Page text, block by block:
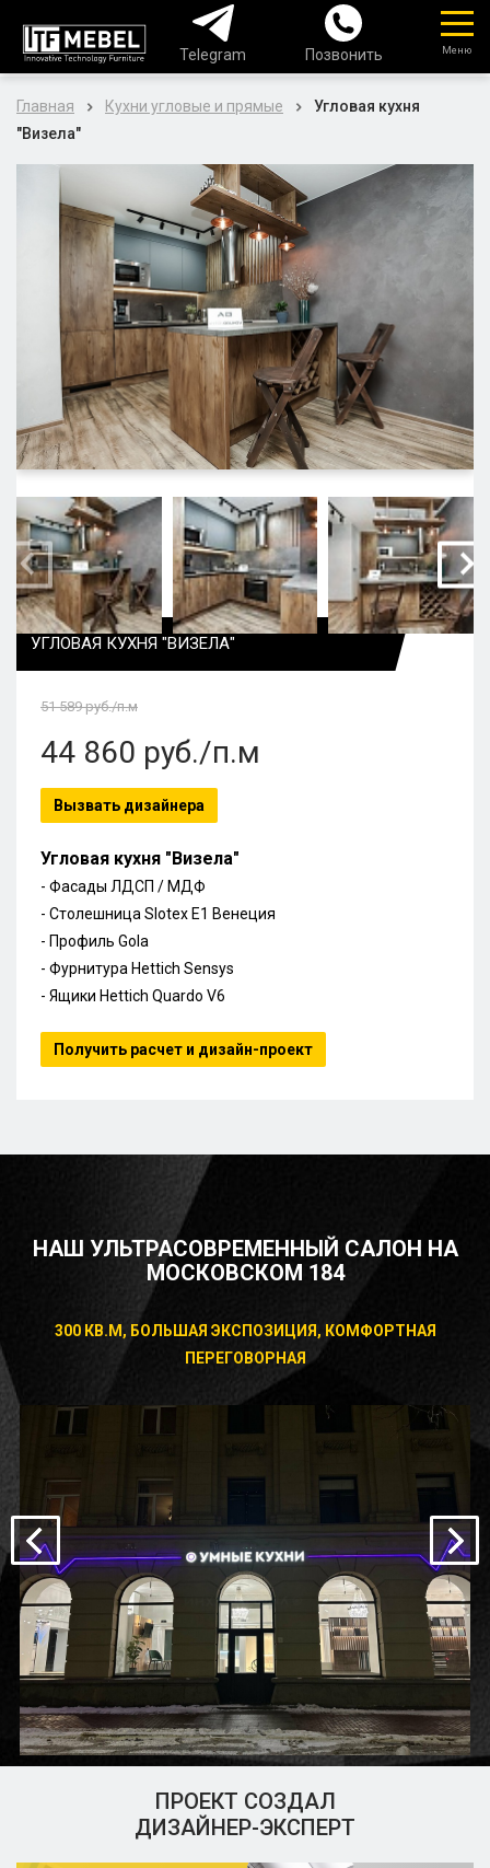
Telegram Позвонить Меню
Главная Кухни угловые и прямые
Угловая кухня
"Визела"
УГЛОВАЯ КУХНЯ "ВИЗЕЛА"
51 589руб./п.м
44 860 руб./п.м
Вызвать дизайнера
Угловая кухня "Визела"
- Фасады ЛДСП / МДФ
- Столешница Slotex E1 Венеция
- Профиль Gola
- Фурнитура Hettich Sensys
- Ящики Hettich Quardo V6
Получить расчет и дизайн-проект
НАШ УЛЬТРАСОВРЕМЕННЫЙ САЛОН НА
МОСКОВСКОМ 184
300 КВ.М, БОЛЬШАЯ ЭКСПОЗИЦИЯ, КОМФОРТНАЯ
ПЕРЕГОВОРНАЯ
ПРОЕКТ СОЗДАЛ
ДИЗАЙНЕР-ЭКСПЕРТ